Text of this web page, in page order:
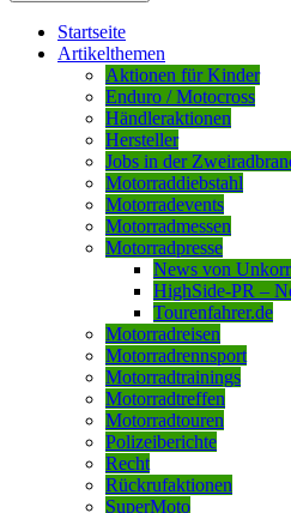
Startseite
Artikelthemen
Aktionen für Kinder
Enduro / Motocross
Händleraktionen
Hersteller
Jobs in der
Motorraddiebstahl
Motorradevents
Motorradmessen
Motorradpresse
News von
HighSide-PR –
Tourenfahrer.de
Motorradreisen
Motorradrennsport
Motorradtrainings
Motorradtreffen
Motorradtouren
Polizeiberichte
Recht
Rückrufaktionen
SuperMoto